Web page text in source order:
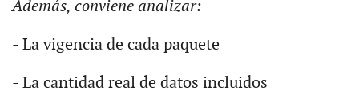
Además, conviene analizar:
- La vigencia de cada paquete
- La cantidad real de datos incluidos